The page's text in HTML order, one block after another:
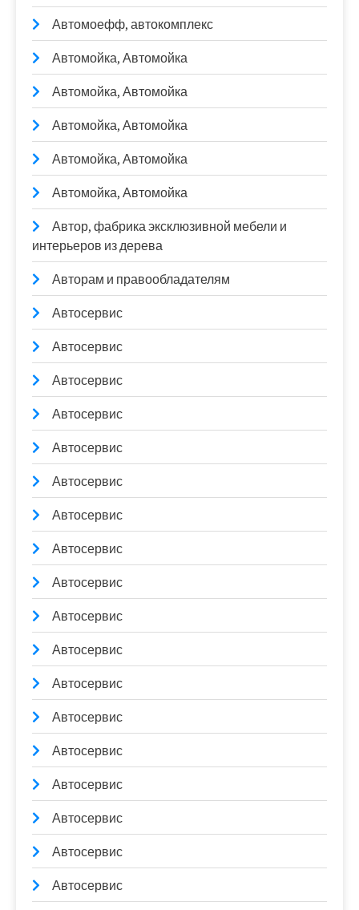
Автомоефф, автокомплекс
Автомойка, Автомойка
Автомойка, Автомойка
Автомойка, Автомойка
Автомойка, Автомойка
Автомойка, Автомойка
Автор, фабрика эксклюзивной мебели и
интерьеров из дерева
Авторам и правообладателям
Автосервис
Автосервис
Автосервис
Автосервис
Автосервис
Автосервис
Автосервис
Автосервис
Автосервис
Автосервис
Автосервис
Автосервис
Автосервис
Автосервис
Автосервис
Автосервис
Автосервис
Автосервис